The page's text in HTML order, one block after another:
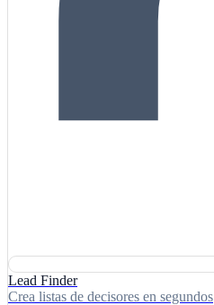
Lead Finder
Crea listas de decisores en segundos